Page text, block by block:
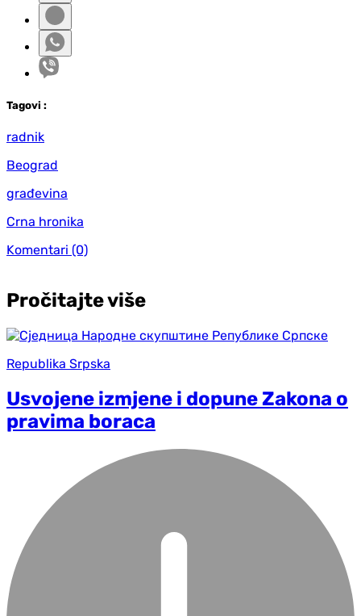
Tagovi :
radnik
Beograd
građevina
Crna hronika
Komentari (0)
Pročitajte više
Republika Srpska
Usvojene izmjene i dopune Zakona o
pravima boraca